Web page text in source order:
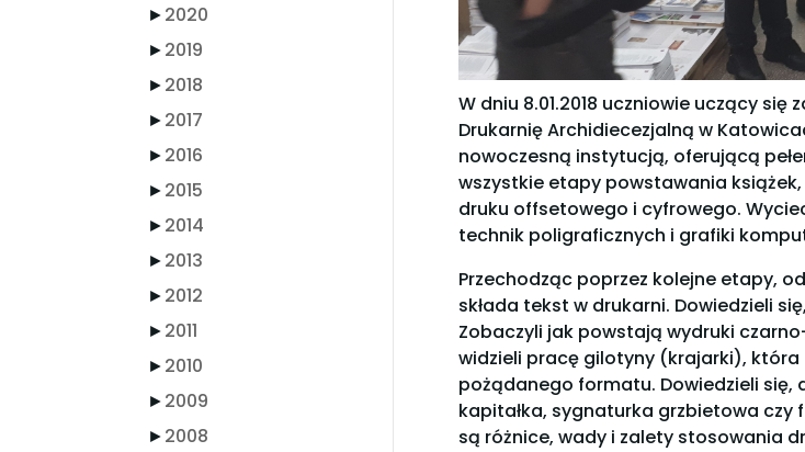
►2020
►2019
►2018
►2017
►2016
►2015
►2014
►2013
►2012
►2011
►2010
►2009
►2008
W dniu 8.01.2018 uczniowie uczący
Drukarnię Archidiecezjalną w
nowoczesną instytucją, oferującą
wszystkie etapy powstawania
druku offsetowego i cyfrowego.
technik poligraficznych i grafiki
Przechodząc poprzez kolejne etapy,
składa tekst w drukarni. Dowiedzieli
Zobaczyli jak powstają wydruki
widzieli pracę gilotyny (krajarki),
pożądanego formatu. Dowiedzieli się,
kapitałka, sygnaturka grzbietowa czy
są różnice, wady i zalety stosowania